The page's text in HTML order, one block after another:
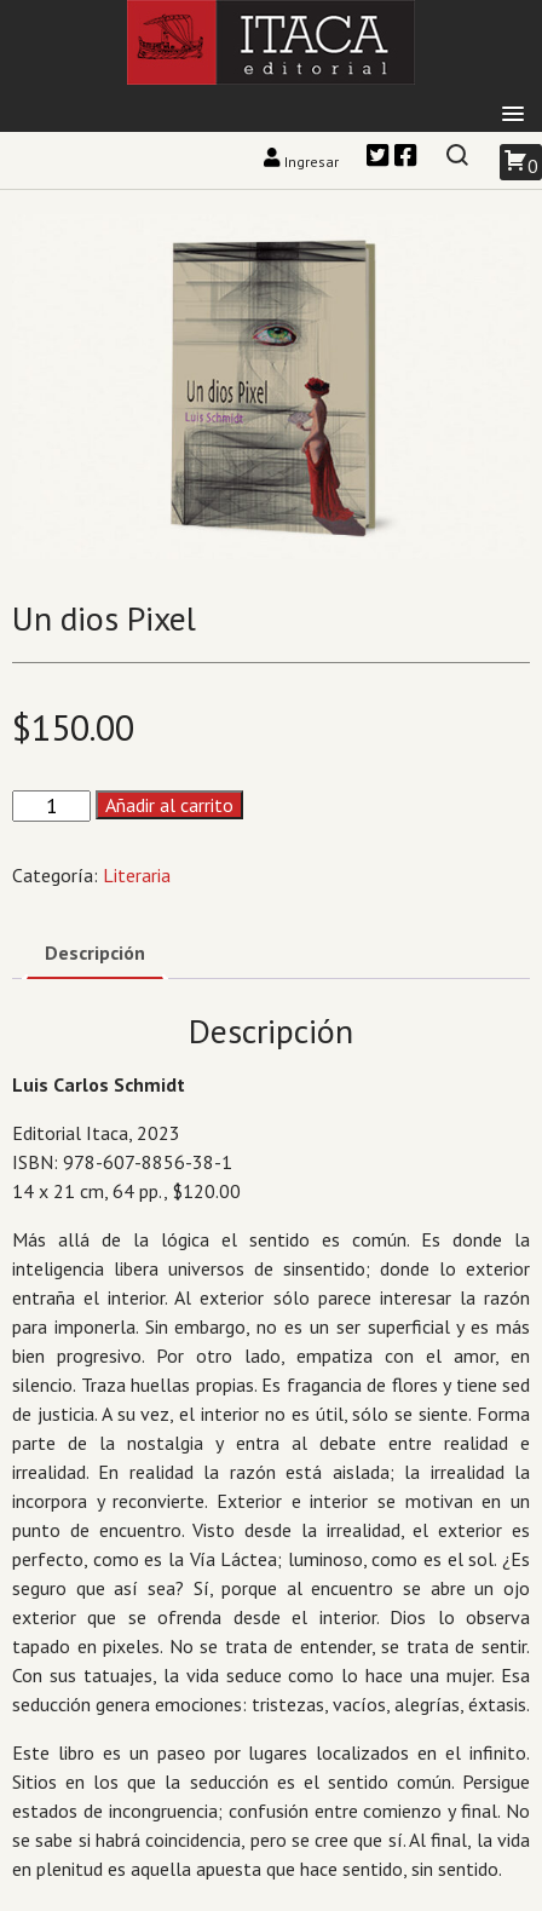
Ingresar 0
Un dios Pixel
$150.00
cantidad
Añadir al carrito
Categoría: Literaria
Descripción
Descripción
Luis Carlos Schmidt
Editorial Itaca, 2023
ISBN: 978-607-8856-38-1
14 x 21 cm, 64 pp., $120.00
Más allá de la lógica el sentido es común. Es donde la
inteligencia libera universos de sinsentido; donde lo exterior
entraña el interior. Al exterior sólo parece interesar la razón
para imponerla. Sin embargo, no es un ser superficial y es más
bien progresivo. Por otro lado, empatiza con el amor, en
silencio. Traza huellas propias. Es fragancia de flores y tiene sed
de justicia. A su vez, el interior no es útil, sólo se siente. Forma
parte de la nostalgia y entra al debate entre realidad e
irrealidad. En realidad la razón está aislada; la irrealidad la
incorpora y reconvierte. Exterior e interior se motivan en un
punto de encuentro. Visto desde la irrealidad, el exterior es
perfecto, como es la Vía Láctea; luminoso, como es el sol. ¿Es
seguro que así sea? Sí, porque al encuentro se abre un ojo
exterior que se ofrenda desde el interior. Dios lo observa
tapado en pixeles. No se trata de entender, se trata de sentir.
Con sus tatuajes, la vida seduce como lo hace una mujer. Esa
seducción genera emociones: tristezas, vacíos, alegrías, éxtasis.
Este libro es un paseo por lugares localizados en el infinito.
Sitios en los que la seducción es el sentido común. Persigue
estados de incongruencia; confusión entre comienzo y final. No
se sabe si habrá coincidencia, pero se cree que sí. Al final, la vida
en plenitud es aquella apuesta que hace sentido, sin sentido.